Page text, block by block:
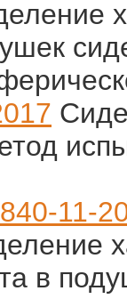
11-
в